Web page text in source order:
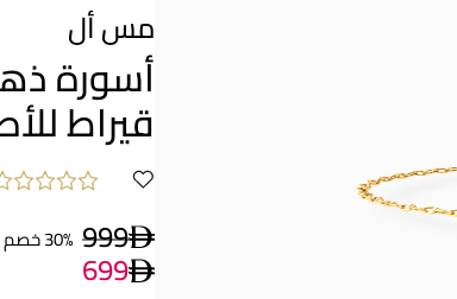
مس أل
قيراط
999 30% خصم
699